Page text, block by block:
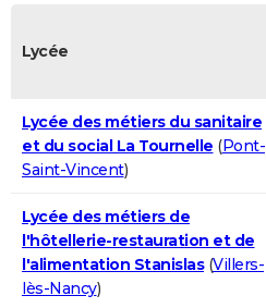
Lycée
Lycée des métiers du sanitaire
et du social La Tournelle (Pont-
Saint-Vincent)
Lycée des métiers de
l'hôtellerie-restauration et de
l'alimentation Stanislas(Villers-
lès-Nancy)